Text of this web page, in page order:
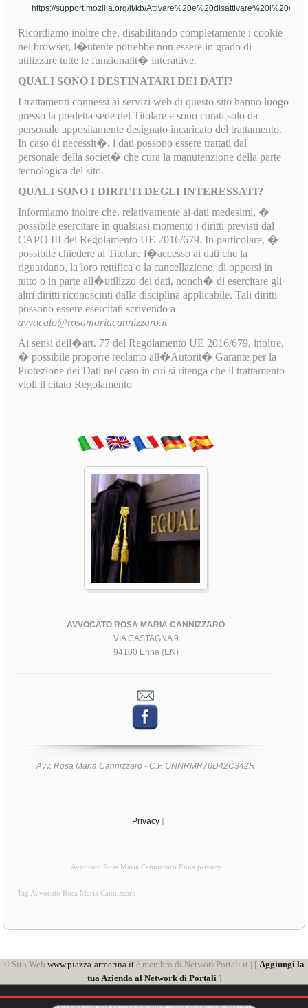
https://support.mozilla.org/it/kb/
Ricordiamo inoltre che, disabilitando completamente i cookie
nel browser, l�utente potrebbe non essere in grado di
utilizzare tutte le funzionalit� interattive.
QUALI SONO I DESTINATARI DEI DATI?
I trattamenti connessi ai servizi web di questo sito hanno luogo
presso la predetta sede del Titolare e sono curati solo da
personale appositamente designato incaricato del trattamento.
In caso di necessit�, i dati possono essere trattati dal
personale della societ� che cura la manutenzione della parte
tecnologica del sito.
QUALI SONO I DIRITTI DEGLI INTERESSATI?
Informiamo inoltre che, relativamente ai dati medesimi, �
possibile esercitare in qualsiasi momento i diritti previsti dal
CAPO III del Regolamento UE 2016/679. In particolare, �
possibile chiedere al Titolare l�accesso ai dati che la
riguardano, la loro rettifica o la cancellazione, di opporsi in
tutto o in parte all�utilizzo dei dati, nonch� di esercitare gli
altri diritti riconosciuti dalla disciplina applicabile. Tali diritti
possono essere esercitati scrivendo a
avvocato@rosamariacannizzaro.it
Ai sensi dell�art. 77 del Regolamento UE 2016/679, inoltre,
� possibile proporre reclamo all�Autorit� Garante per la
Protezione dei Dati nel caso in cui si ritenga che il trattamento
violi il citato Regolamento
AVVOCATO ROSA MARIA CANNIZZARO
VIA CASTAGNA 9
94100 Enna (EN)
Avv. Rosa Maria Cannizzaro - C.F. CNNRMR76D42C342R
[ Privacy ]
Avvocato Rosa Maria Cannizzaro Enna privacy
Tag Avvocato Rosa Maria Cannizzaro
il Sito Web www.piazza-armerina.itè membro di NetworkPortali.it | [ Aggiungi la
tua Azienda al Network di Portali ]